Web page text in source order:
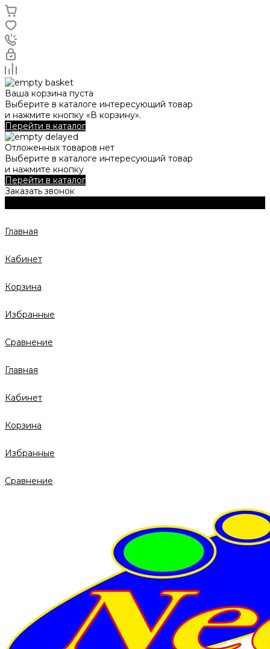
Ваша корзина пуста
Выберите в каталоге интересующий товар
и нажмите кнопку «В корзину».
Перейти в каталог
Отложенных товаров нет
Выберите в каталоге интересующий товар
и нажмите кнопку
Перейти в каталог
Заказать звонок
Главная
Кабинет
Корзина
Избранные
Сравнение
Главная
Кабинет
Корзина
Избранные
Сравнение